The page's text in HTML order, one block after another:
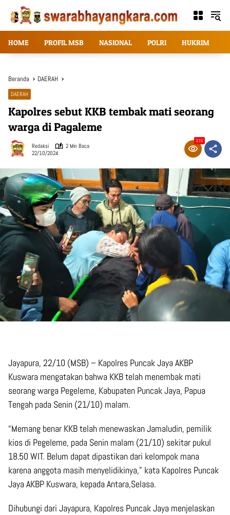
Langsung
konten
HOME PROFIL MSB NASIONAL POLRI HUKRIM
Beranda DAERAH
DAERAH
Kapolres sebut KKB tembak mati seorang
warga di Pagaleme
Redaksi
2 Min Baca
22/10/2024
336
Jayapura, 22/10 (MSB) – Kapolres Puncak Jaya AKBP
Kuswara mengatakan bahwa KKB telah menembak mati
seorang warga Pegeleme, Kabupaten Puncak Jaya, Papua
Tengah pada Senin (21/10) malam.
“Memang benar KKB telah menewaskan Jamaludin, pemilik
kios di Pegeleme, pada Senin malam (21/10) sekitar pukul
18.50 WIT. Belum dapat dipastikan dari kelompok mana
karena anggota masih menyelidikinya,” kata Kapolres Puncak
Jaya AKBP Kuswara, kepada Antara,Selasa.
Dihubungi dari Jayapura, Kapolres Puncak Jaya menjelaskan